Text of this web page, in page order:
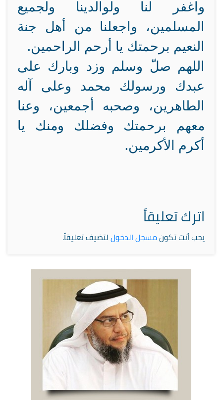
واغفر لنا ولوالدينا ولجميع
المسلمين، واجعلنا من أهل جنة
النعيم برحمتك يا أرحم الراحمين.
اللهم صلّ وسلم وزد وبارك على
عبدك ورسولك محمد وعلى آله
الطاهرين، وصحبه أجمعين، وعنا
معهم برحمتك وفضلك ومنك يا
أكرم الأكرمين.
اترك تعليقاً
يجب أنت تكونمسجل الدخوللتضيف تعليقاً.